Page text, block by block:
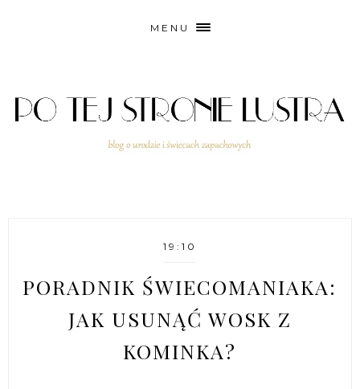
MENU
19:10
PORADNIK ŚWIECOMANIAKA:
JAK USUNĄĆ WOSK Z
KOMINKA?